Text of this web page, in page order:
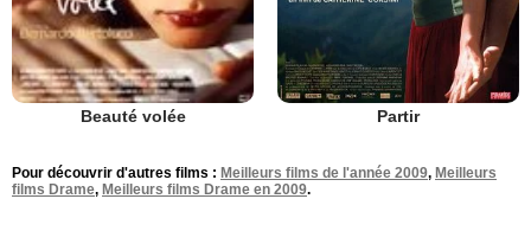
Beauté volée Partir
Pour découvrir d'autres films : Meilleurs films de l'année 2009, Meilleurs
films Drame, Meilleurs films Drame en 2009.